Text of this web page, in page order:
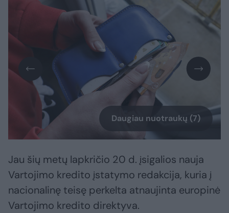
Daugiau nuotraukų (7)
Jau šių metų lapkričio 20 d. įsigalios nauja
Vartojimo kredito įstatymo redakcija, kuria į
nacionalinę teisę perkelta atnaujinta europinė
Vartojimo kredito direktyva.